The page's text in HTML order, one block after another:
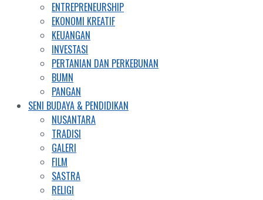
ENTREPRENEURSHIP
EKONOMI KREATIF
KEUANGAN
INVESTASI
PERTANIAN DAN PERKEBUNAN
BUMN
PANGAN
SENI BUDAYA & PENDIDIKAN
NUSANTARA
TRADISI
GALERI
FILM
SASTRA
RELIGI